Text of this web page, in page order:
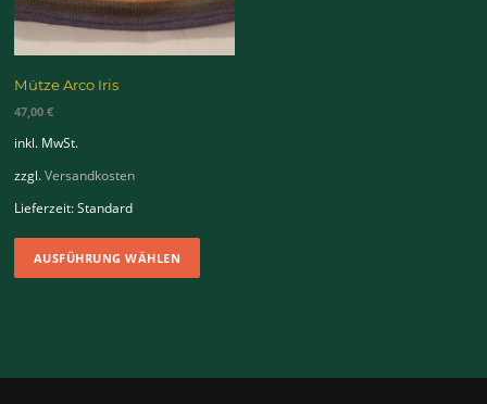
Mütze Arco Iris
47,00€
inkl. MwSt.
zzgl.Versandkosten
Lieferzeit:Standard
AUSFÜHRUNG WÄHLEN
Dieses
weist
Die